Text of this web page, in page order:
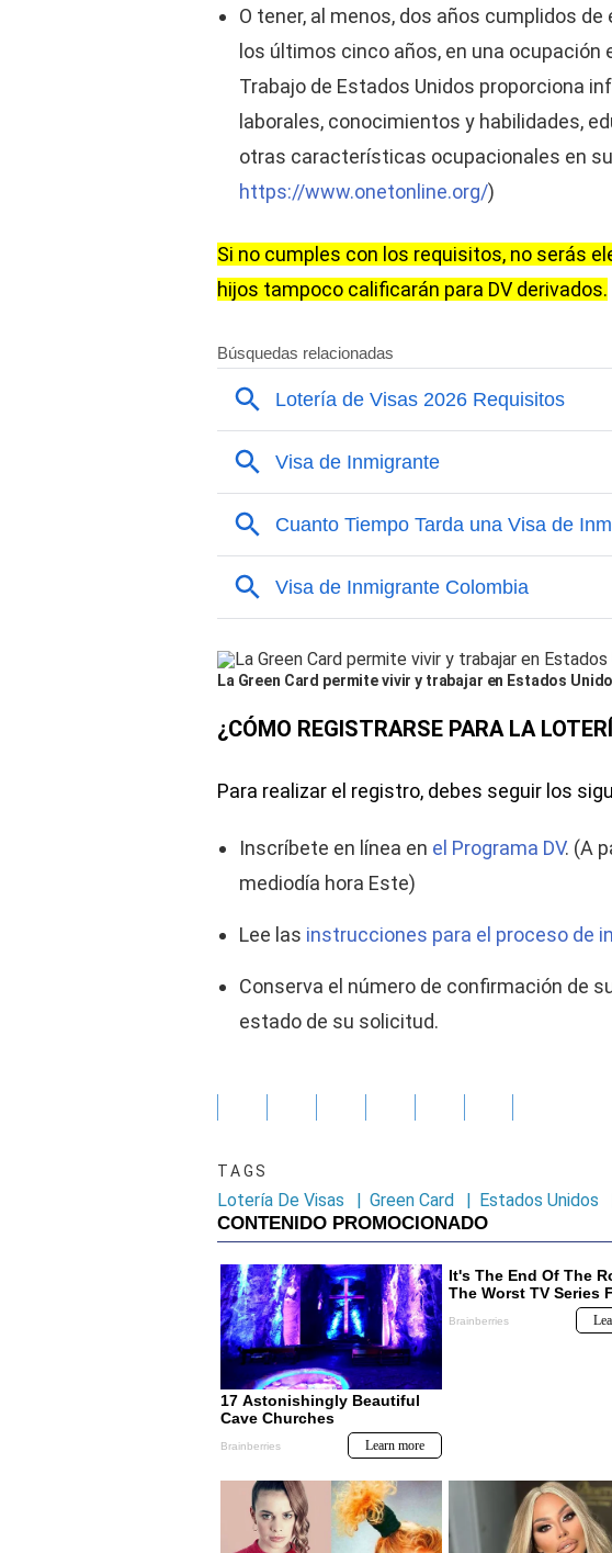
O tener, al menos, dos años cumplidos
los últimos cinco años, en una ocupación
Trabajo de Estados Unidos proporciona
laborales, conocimientos y habilidades,
otras características ocupacionales en
https://www.onetonline.org/)
Si no cumples con los requisitos, no serás
hijos tampoco calificarán para DV derivados.
La Green Card permite vivir y trabajar en Estados
¿CÓMO REGISTRARSE PARA LA
Para realizar el registro, debes seguir los
Inscríbete en línea en el Programa DV. (A
mediodía hora Este)
Lee las instrucciones para el proceso de
Conserva el número de confirmación de
estado de su solicitud.
TAGS
Lotería De Visas | Green Card | Estados Unidos